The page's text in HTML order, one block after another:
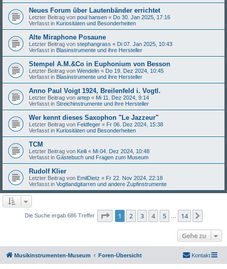
Neues Forum über Lautenbänder errichtet
Letzter Beitrag von poul hansen « Do 30. Jan 2025, 17:16
Verfasst in Kuriositäten und Besonderheiten
Alte Miraphone Posaune
Letzter Beitrag von stephangrass « Di 07. Jan 2025, 10:43
Verfasst in Blasinstrumente und ihre Hersteller
Stempel A.M.&Co in Euphonium von Besson
Letzter Beitrag von Wendelin « Do 19. Dez 2024, 10:45
Verfasst in Blasinstrumente und ihre Hersteller
Anno Paul Voigt 1924, Breilenfeld i. Vogtl.
Letzter Beitrag von artep « Mi 11. Dez 2024, 9:14
Verfasst in Streichinstrumente und ihre Hersteller
Wer kennt dieses Saxophon "Le Jazzeur"
Letzter Beitrag von Feldfeger « Fr 06. Dez 2024, 15:38
Verfasst in Kuriositäten und Besonderheiten
TCM
Letzter Beitrag von Keili « Mi 04. Dez 2024, 10:48
Verfasst in Gästebuch und Fragen zum Museum
Rudolf Klier
Letzter Beitrag von EmilDietz « Fr 22. Nov 2024, 22:18
Verfasst in Vogtlandgitarren und andere Zupfinstrumente
Die Suche ergab 686 Treffer Seite 1von 14
1 2 3 4 5 14
Gehe zu
Musikinstrumenten-Museum Foren-Übersicht Kontakt